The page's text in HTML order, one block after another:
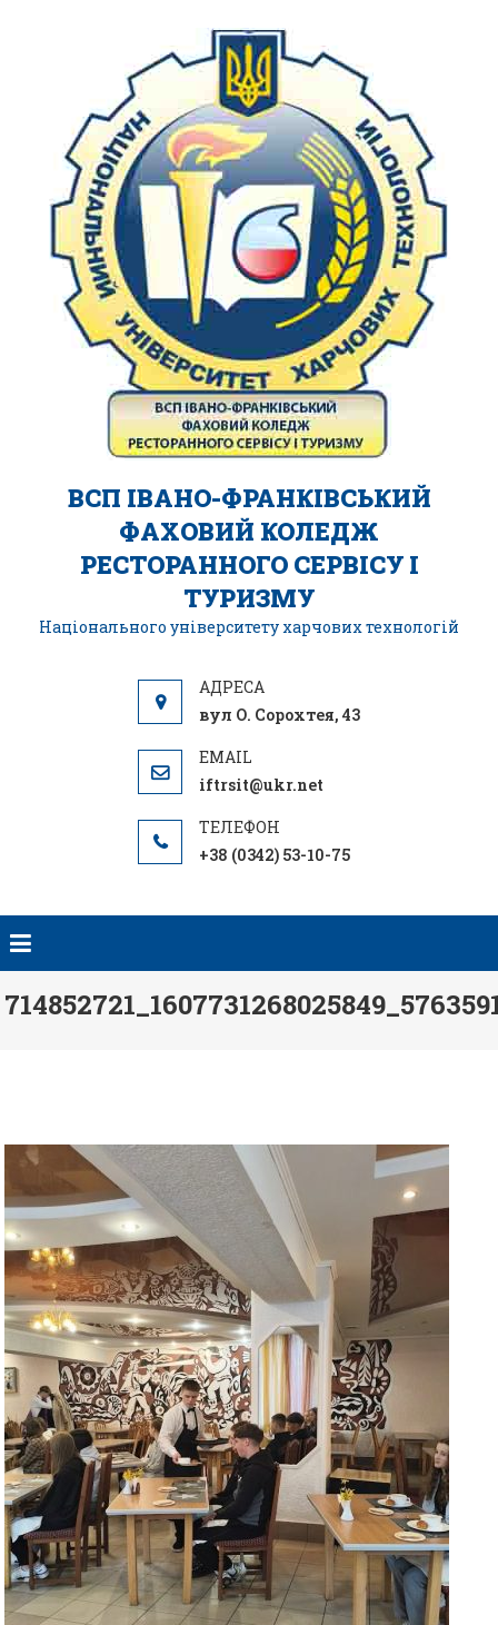
ВСП ІВАНО-ФРАНКІВСЬКИЙ
ФАХОВИЙ КОЛЕДЖ
РЕСТОРАННОГО СЕРВІСУ І
ТУРИЗМУ
Національного університету харчових технологій
вул О. Сорохтея, 43
iftrsit@ukr.net
+38 (0342) 53-10-75